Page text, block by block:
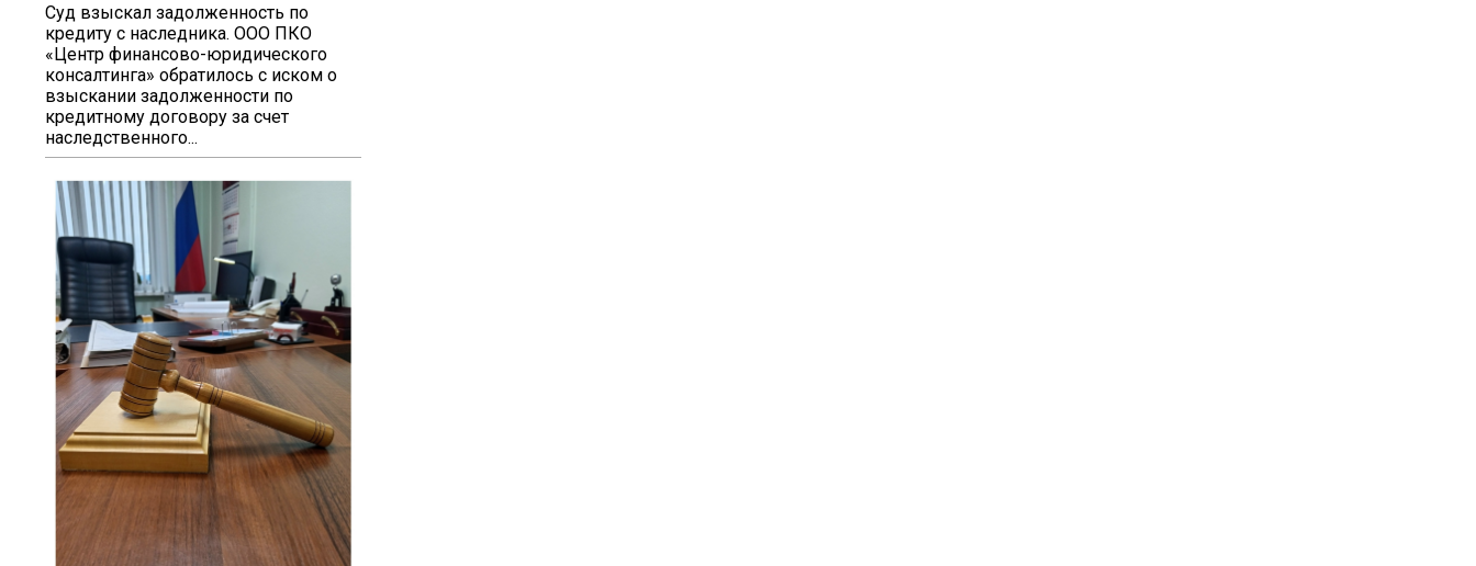
Суд взыскал задолженность по
кредиту с наследника. ООО ПКО
«Центр финансово-юридического
консалтинга» обратилось с иском о
взыскании задолженности по
кредитному договору за счет
наследственного...